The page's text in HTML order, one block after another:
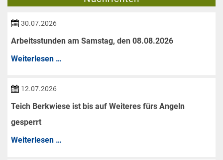
30.07.2026
Arbeitsstunden am Samstag, den 08.08.2026
Weiterlesen …
den
12.07.2026
Teich Berkwiese ist bis auf Weiteres fürs Angeln
gesperrt
Weiterlesen …